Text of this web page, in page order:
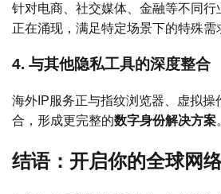
针对电商、社交媒体、金融等不同行
正在涌现，满足特定场景下的特殊需
4. 与其他隐私工具的深度整合
海外IP服务正与指纹浏览器、虚拟操
合，形成更完整的数字身份解决方案
结语：开启你的全球网